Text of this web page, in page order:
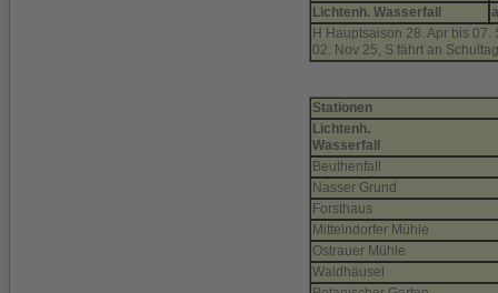
Lichtenh. Wasserfall
H Hauptsaison 28. Apr bis
02. Nov 25, S fährt an
Stationen
Lichtenh.
Wasserfall
Beuthenfall
Nasser Grund
Forsthaus
Mittelndorfer Mühle
Ostrauer Mühle
Waldhäusel